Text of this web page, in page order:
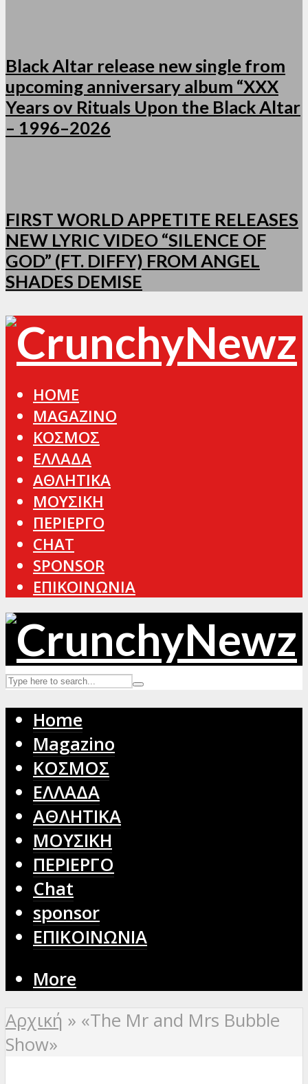
Black Altar release new single from
upcoming anniversary album “XXX
Years ov Rituals Upon the Black Altar
– 1996–2026
FIRST WORLD APPETITE RELEASES
NEW LYRIC VIDEO “SILENCE OF
GOD” (FT. DIFFY) FROM ANGEL
SHADES DEMISE
HOME
MAGAZINO
ΚΟΣΜΟΣ
ΕΛΛΑΔΑ
ΑΘΛΗΤΙΚΑ
ΜΟΥΣΙΚΗ
ΠΕΡΙΕΡΓΟ
CHAT
SPONSOR
ΕΠΙΚΟΙΝΩΝΙΑ
Home
Magazino
ΚΟΣΜΟΣ
ΕΛΛΑΔΑ
ΑΘΛΗΤΙΚΑ
ΜΟΥΣΙΚΗ
ΠΕΡΙΕΡΓΟ
Chat
sponsor
ΕΠΙΚΟΙΝΩΝΙΑ
More
Αρχική » «The Mr and Mrs Bubble
Show»